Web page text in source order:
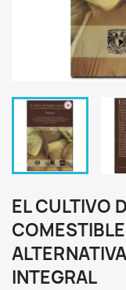
EL CULTIVO
INTEGRAL